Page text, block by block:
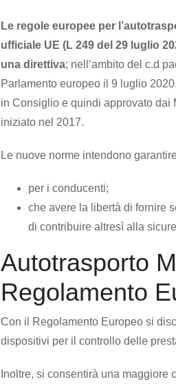
Le regole europee per
ufficiale UE (L 249 del 29 luglio
una direttiva; nell’ambito del c.d
Parlamento europeo il 9 luglio
in Consiglio e quindi approvato dai
iniziato nel 2017.
Le nuove norme intendono
per i conducenti;
che avere la libertà di fornire
di contribuire altresì alla
Autotrasporto
Regolamento
Con il Regolamento Europeo si
dispositivi per il controllo delle
Inoltre, si consentirà una